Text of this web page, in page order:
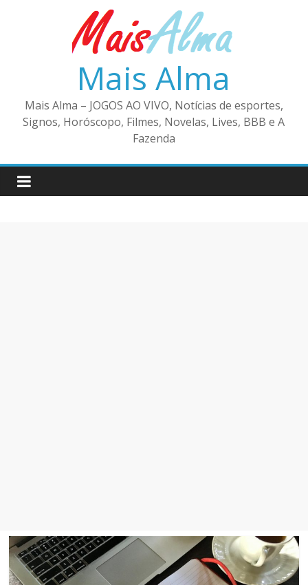
Mais Alma
Mais Alma – JOGOS AO VIVO, Notícias de esportes,
Signos, Horóscopo, Filmes, Novelas, Lives, BBB e A
Fazenda